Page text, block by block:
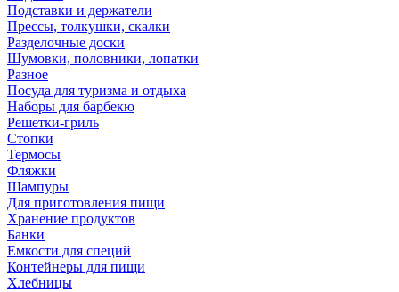
Подставки и держатели
Прессы, толкушки, скалки
Разделочные доски
Шумовки, половники, лопатки
Разное
Посуда для туризма и отдыха
Наборы для барбекю
Решетки-гриль
Стопки
Термосы
Фляжки
Шампуры
Для приготовления пищи
Хранение продуктов
Банки
Емкости для специй
Контейнеры для пищи
Хлебницы